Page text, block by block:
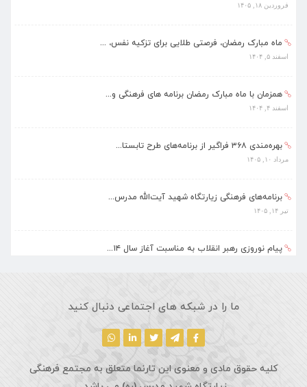
فروردین ۱۸, ۱۴۰۵
ماه مبارک رمضان، فرصتی طلایی برای تزکیه نفس، ...
اسفند ۵, ۱۴۰۴
همزمان با ماه مبارک رمضان برنامه های فرهنگی و...
اسفند ۴, ۱۴۰۴
بهره‌مندی ۳۶۸ فراگیر از برنامه‌های طرح تابستا...
مرداد ۱۰, ۱۴۰۵
برنامه‌های فرهنگی زیارتگاه شهید آیت‌الله مدرس...
تیر ۱۴, ۱۴۰۵
پیام نوروزی رهبر انقلاب به مناسبت آغاز سال ۱۴...
ماه مبارک رمضان، فرصتی طلایی برای تزکیه نفس، ...
ما را در شبکه های اجتماعی دنبال کنید
کلیه حقوق مادی و معنوی این تارنما متعلق به مجتمع فرهنگی